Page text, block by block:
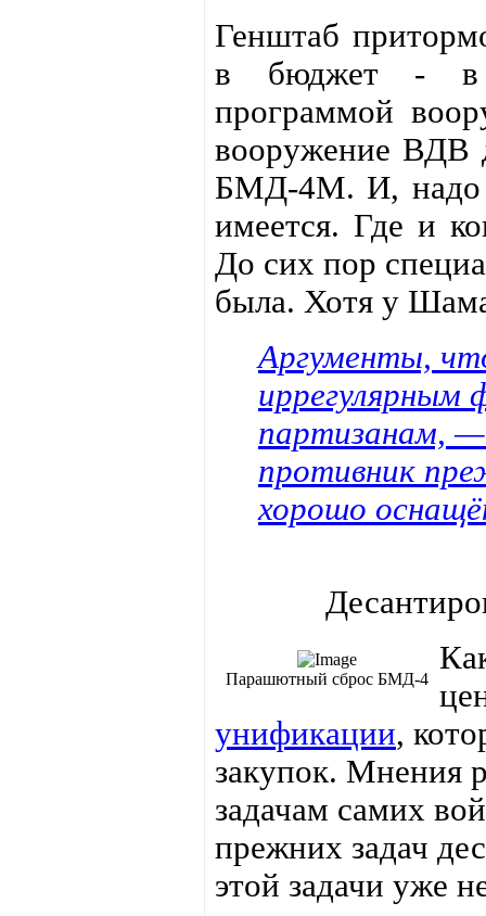
Генштаб
в бюджет - в
программой
вооружение ВДВ
БМД-4М. И, надо
имеется. Где и
До сих пор
была. Хотя у
Аргументы,
иррегулярным
партизанам,
противник
хорошо
Парашютный сброс БМД-4
унификации,
закупок. Мнения
задачам самих
прежних задач
этой задачи уже